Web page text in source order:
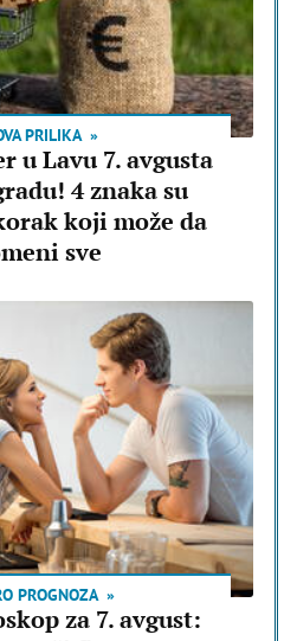
PRILIKA
u Lavu 7. avgusta
4 znaka su
koji može da
sve
PROGNOZA
za 7. avgust: